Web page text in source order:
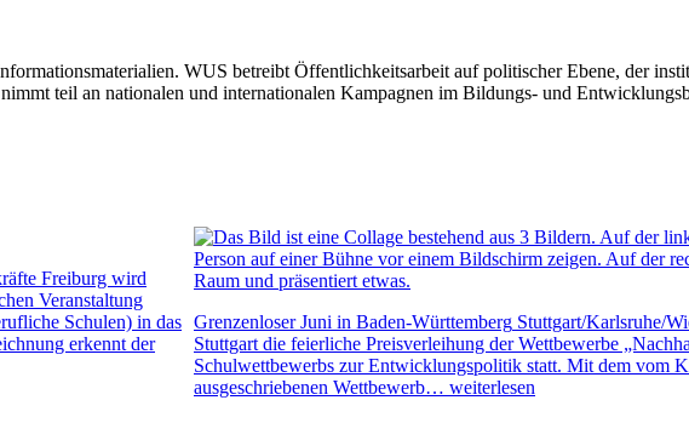
WUS betreibt Öffentlichkeitsarbeit auf politischer Ebene, der
teil an nationalen und internationalen Kampagnen im Bildungs- und
Freiburg wird
Veranstaltung
Schulen) in das
erkennt der
Grenzenloser Juni in Baden-Württemberg Stuttgart/Karlsruhe/
Stuttgart die feierliche Preisverleihung der Wettbewerbe
Schulwettbewerbs zur Entwicklungspolitik statt. Mit dem vom
ausgeschriebenen Wettbewerb… weiterlesen